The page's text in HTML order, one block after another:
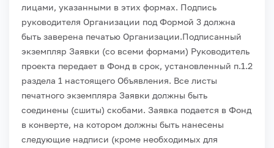
лицами, указанными в этих формах. Подпись
руководителя Организации под Формой 3 должна
быть заверена печатью Организации.Подписанный
экземпляр Заявки (со всеми формами) Руководитель
проекта передает в Фонд в срок, установленный п.1.2
раздела 1 настоящего Объявления. Все листы
печатного экземпляра Заявки должны быть
соединены (сшиты) скобами. Заявка подается в Фонд
в конверте, на котором должны быть нанесены
следующие надписи (кроме необходимых для